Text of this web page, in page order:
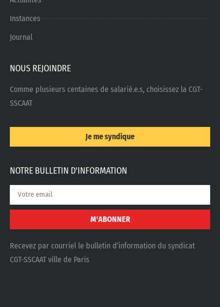
Instances
Journal
NOUS REJOINDRE
Comme plusieurs centaines de salarié.e.s, choisissez la CGT-
SSCAAT
Je me syndique
NOTRE BULLETIN D'INFORMATION
M'ABONNER
Recevez par courriel le bulletin d’information du syndicat
CGT-SSCAAT ville de Paris